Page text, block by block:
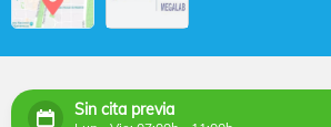
Sin cita previa